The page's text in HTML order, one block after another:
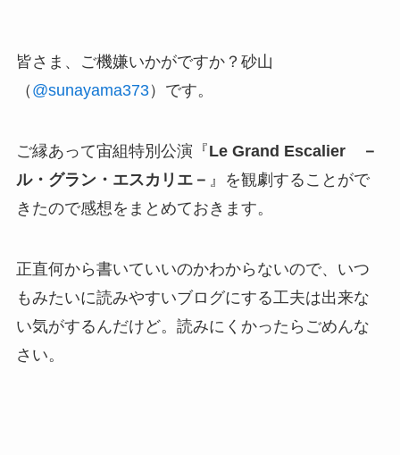
皆さま、ご機嫌いかがですか？砂山
（ @sunayama373）です。
ご縁あって宙組特別公演『Le Grand Escalier －
ル・グラン・エスカリエ－ 』を観劇することがで
きたので感想をまとめておきます。
正直何から書いていいのかわからないので、いつ
もみたいに読みやすいブログにする工夫は出来な
い気がするんだけど。読みにくかったらごめんな
さい。